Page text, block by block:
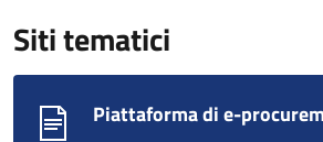
Siti tematici
Piattaforma di e-